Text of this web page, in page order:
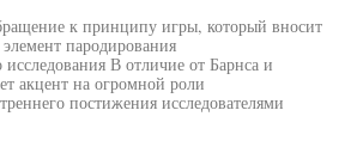
к принципу игры, который вносит
пародирования
исследования В отличие от Барнса и
акцент на огромной роли
постижения исследователями